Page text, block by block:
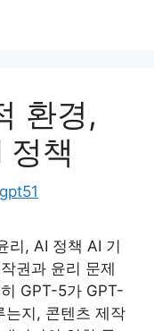
환경,
정책
리, AI 정책 AI 기
권과 윤리 문제
GPT-5가 GPT-
는지, 콘텐츠 제작